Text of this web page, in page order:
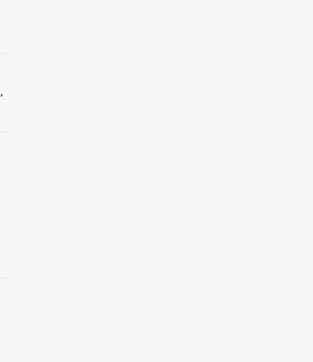
,